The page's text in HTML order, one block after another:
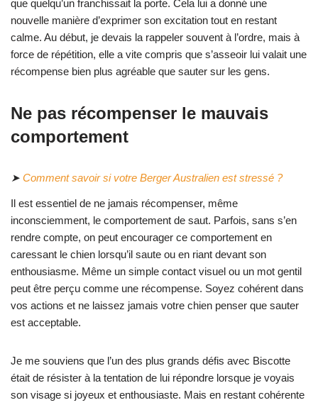
que quelqu’un franchissait la porte. Cela lui a donné une
nouvelle manière d’exprimer son excitation tout en restant
calme. Au début, je devais la rappeler souvent à l’ordre, mais à
force de répétition, elle a vite compris que s’asseoir lui valait une
récompense bien plus agréable que sauter sur les gens.
Ne pas récompenser le mauvais
comportement
➤ Comment savoir si votre Berger Australien est stressé ?
Il est essentiel de ne jamais récompenser, même
inconsciemment, le comportement de saut. Parfois, sans s’en
rendre compte, on peut encourager ce comportement en
caressant le chien lorsqu’il saute ou en riant devant son
enthousiasme. Même un simple contact visuel ou un mot gentil
peut être perçu comme une récompense. Soyez cohérent dans
vos actions et ne laissez jamais votre chien penser que sauter
est acceptable.
Je me souviens que l’un des plus grands défis avec Biscotte
était de résister à la tentation de lui répondre lorsque je voyais
son visage si joyeux et enthousiaste. Mais en restant cohérente